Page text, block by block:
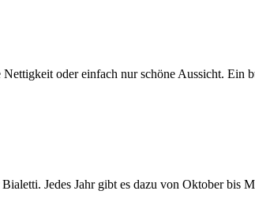
oder einfach nur schöne Aussicht. Ein
Jedes Jahr gibt es dazu von Oktober bis